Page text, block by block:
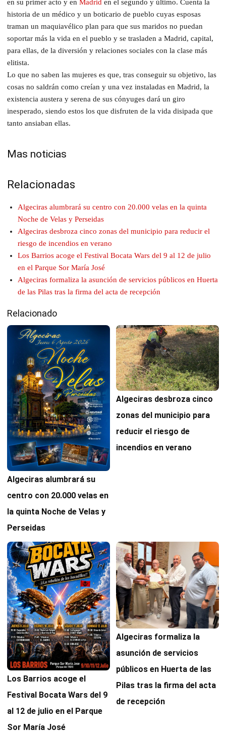
en su primer acto y en Madrid en el segundo y último. Cuenta la
historia de un médico y un boticario de pueblo cuyas esposas
traman un maquiavélico plan para que sus maridos no puedan
soportar más la vida en el pueblo y se trasladen a Madrid, capital,
para ellas, de la diversión y relaciones sociales con la clase más
elitista.
Lo que no saben las mujeres es que, tras conseguir su objetivo, las
cosas no saldrán como creían y una vez instaladas en Madrid, la
existencia austera y serena de sus cónyuges dará un giro
inesperado, siendo estos los que disfruten de la vida disipada que
tanto ansiaban ellas.
Mas noticias
Relacionadas
Algeciras alumbrará su centro con 20.000 velas en la quinta
Noche de Velas y Perseidas
Algeciras desbroza cinco zonas del municipio para reducir el
riesgo de incendios en verano
Los Barrios acoge el Festival Bocata Wars del 9 al 12 de julio
en el Parque Sor María José
Algeciras formaliza la asunción de servicios públicos en Huerta
de las Pilas tras la firma del acta de recepción
Relacionado
Algeciras alumbrará su
centro con 20.000 velas en
la quinta Noche de Velas y
Perseidas
Algeciras desbroza cinco
zonas del municipio para
reducir el riesgo de
incendios en verano
Los Barrios acoge el
Festival Bocata Wars del 9
al 12 de julio en el Parque
Sor María José
Algeciras formaliza la
asunción de servicios
públicos en Huerta de las
Pilas tras la firma del acta
de recepción